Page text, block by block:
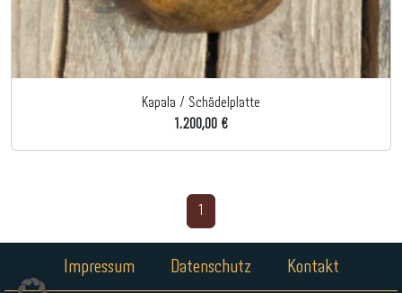
Kapala / Schädelplatte
1.200,00 €
Impressum Datenschutz Kontakt